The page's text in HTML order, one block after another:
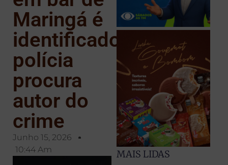
Maringá é
identificado;
polícia
procura
autor do
crime
Junho 15, 2026
10:44 Am
MAIS LIDAS